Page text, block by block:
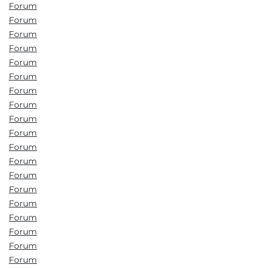
Forum
Forum
Forum
Forum
Forum
Forum
Forum
Forum
Forum
Forum
Forum
Forum
Forum
Forum
Forum
Forum
Forum
Forum
Forum